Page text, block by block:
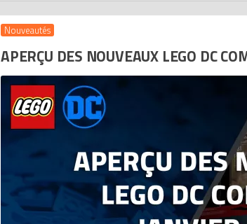
Nouveautés
APERÇU DES NOUVEAUX LEGO DC